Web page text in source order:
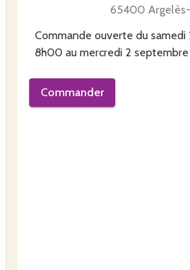
65400
Commande ouverte du samedi
8h00 au mercredi 2
Commander